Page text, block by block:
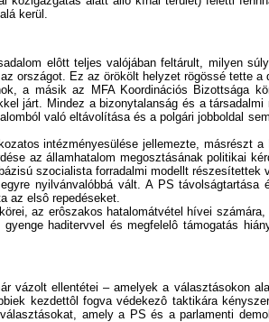
kerül.
elôtt teljes valójában feltárult, milyen
országot. Ez az örökölt helyzet rögössé tette a
a másik az MFA Koordinációs Bizottsága
járt. Mindez a bizonytalanság és a társadalmi
való eltávolítása és a polgári jobboldal
intézményesülése jellemezte, másrészt a
az államhatalom megosztásának politikai
szocialista forradalmi modellt részesítettek
nyilvánvalóbbá vált. A PS távolságtartása
az elsô repedéseket.
az erôszakos hatalomátvétel hívei
haditervvel és megfelelô támogatás
vázolt ellentétei – amelyek a választásokon
kezdettôl fogva védekezô taktikára
amely a PS és a parlamenti